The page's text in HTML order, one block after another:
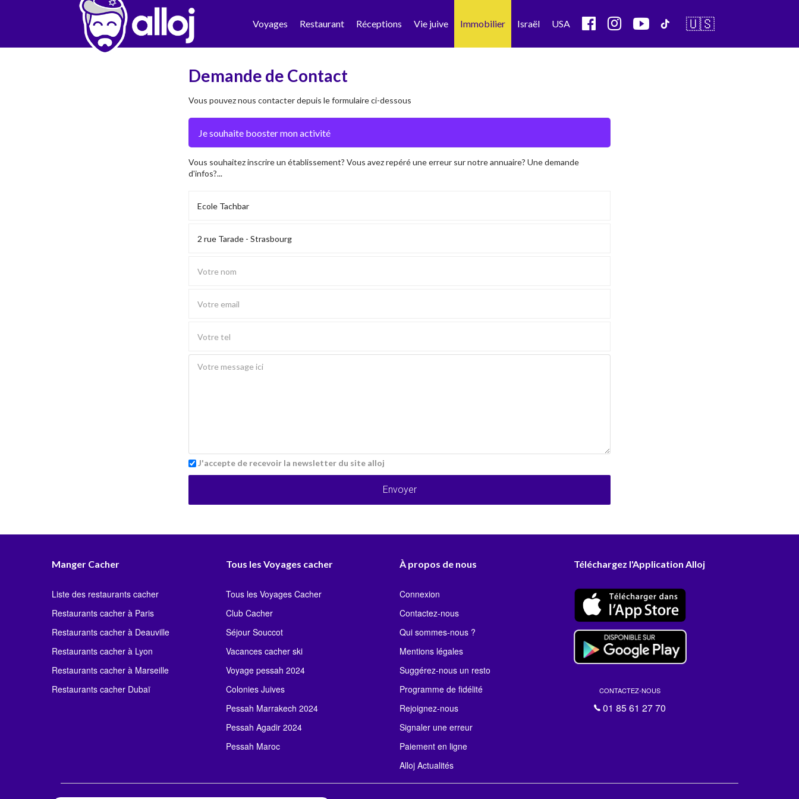
Voyages Restaurant Réceptions Vie juive Immobilier Israël USA 🇺🇸
Demande de Contact
Vous pouvez nous contacter depuis le formulaire ci-dessous
Vous souhaitez inscrire un établissement? Vous avez repéré une erreur sur notre annuaire? Une demande
d'infos?...
J'accepte de recevoir la newsletter du site alloj
Envoyer
Manger Cacher
Liste des restaurants cacher
Restaurants cacher à Paris
Restaurants cacher à Deauville
Restaurants cacher à Lyon
Restaurants cacher à Marseille
Restaurants cacher Dubaï
Tous les Voyages cacher
Tous les Voyages Cacher
Club Cacher
Séjour Souccot
Vacances cacher ski
Voyage pessah 2024
Colonies Juives
Pessah Marrakech 2024
Pessah Agadir 2024
Pessah Maroc
À propos de nous
Connexion
Contactez-nous
Qui sommes-nous ?
Mentions légales
Suggérez-nous un resto
Programme de fidélité
Rejoignez-nous
Signaler une erreur
Paiement en ligne
Alloj Actualités
Téléchargez l'Application Alloj
CONTACTEZ-NOUS
01 85 61 27 70